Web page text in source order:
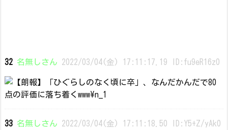
32 名無しさん 2022/03/04(金) 17:11:17.19 ID:fu9eR16z0
33 名無しさん 2022/03/04(金) 17:11:18.50 ID:Y5+Z/yAk0